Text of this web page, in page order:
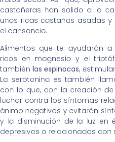
castañeras han salido a la
unas ricas castañas asadas
el cansancio.
Alimentos que te ayudarán
ricos en magnesio y el
también las espinacas,
La serotonina es también
con lo que, con la creación
luchar contra los síntomas
ánimo negativos y evitarán
y la disminución de la luz en
depresivos o relacionados con